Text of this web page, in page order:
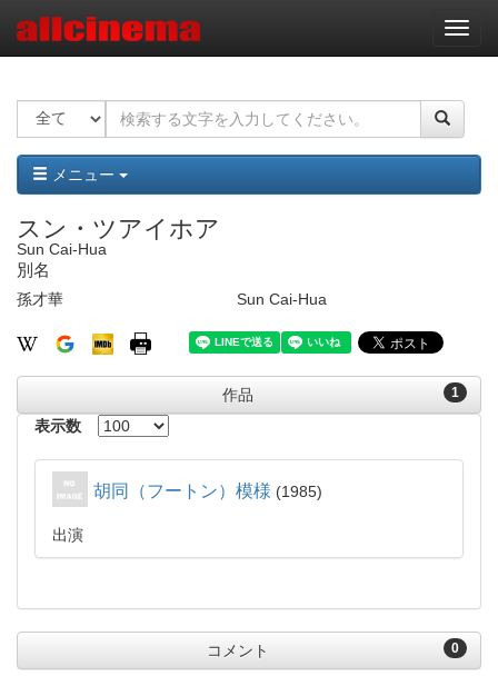
ナ
ビ
ー
ョ
ン
メニュー
スン・ツアイホア
Sun Cai-Hua
別名
孫才華 Sun Cai-Hua
1
作品
表示数
胡同（フートン）模様 1985
出演
0
コメント